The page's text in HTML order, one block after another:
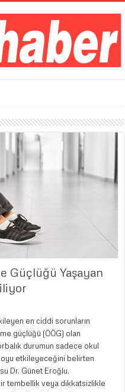
Güçlüğü Yaşayan
en ciddi sorunların
güçlüğü (ÖÖG) olan
durumun sadece okul
etkileyeceğini belirten
Dr. Günet Eroğlu,
tembellik veya dikkatsizlikle